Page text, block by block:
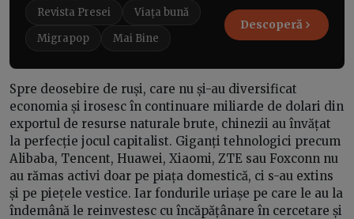
Revista Presei
Viața bună
Migrapop
Mai Bine
Descoperă
Spre deosebire de ruși, care nu și-au diversificat
economia și irosesc în continuare miliarde de dolari din
exportul de resurse naturale brute, chinezii au învățat
la perfecție jocul capitalist. Giganți tehnologici precum
Alibaba, Tencent, Huawei, Xiaomi, ZTE sau Foxconn nu
au rămas activi doar pe piața domestică, ci s-au extins
și pe piețele vestice. Iar fondurile uriașe pe care le au la
îndemână le reinvestesc cu încăpățânare în cercetare și